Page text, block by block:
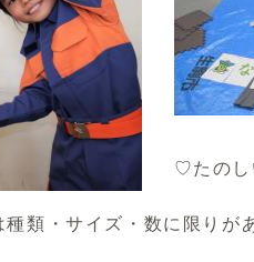
♡たのし
種類・サイズ・数に限り